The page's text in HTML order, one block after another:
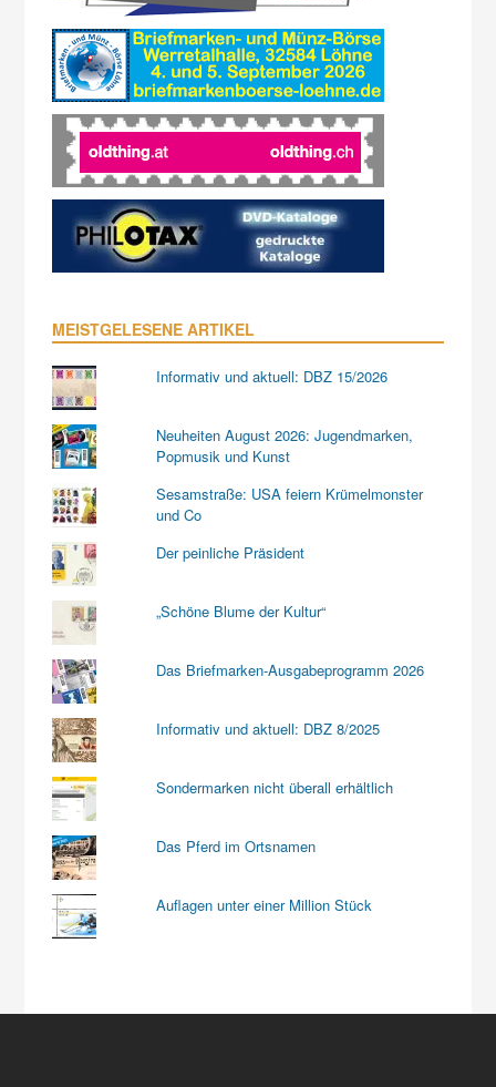
MEISTGELESENE ARTIKEL
Informativ und aktuell: DBZ 15/2026
Neuheiten August 2026: Jugendmarken,
Popmusik und Kunst
Sesamstraße: USA feiern Krümelmonster
und Co
Der peinliche Präsident
„Schöne Blume der Kultur“
Das Briefmarken-Ausgabeprogramm 2026
Informativ und aktuell: DBZ 8/2025
Sondermarken nicht überall erhältlich
Das Pferd im Ortsnamen
Auflagen unter einer Million Stück